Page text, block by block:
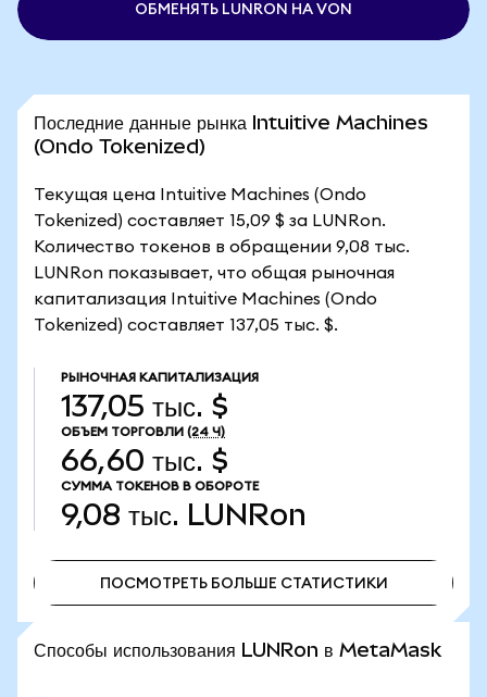
ОБМЕНЯТЬ LUNRON НА VON
Последние данные рынка Intuitive Machines
(Ondo Tokenized)
Текущая цена Intuitive Machines (Ondo
Tokenized) составляет 15,09 $ за LUNRon.
Количество токенов в обращении 9,08 тыс.
LUNRon показывает, что общая рыночная
капитализация Intuitive Machines (Ondo
Tokenized) составляет 137,05 тыс. $.
РЫНОЧНАЯ КАПИТАЛИЗАЦИЯ
137,05 тыс. $
ОБЪЕМ ТОРГОВЛИ (24 Ч)
66,60 тыс. $
СУММА ТОКЕНОВ В ОБОРОТЕ
9,08 тыс. LUNRon
ПОСМОТРЕТЬ БОЛЬШЕ СТАТИСТИКИ
Способы использования LUNRon в MetaMask